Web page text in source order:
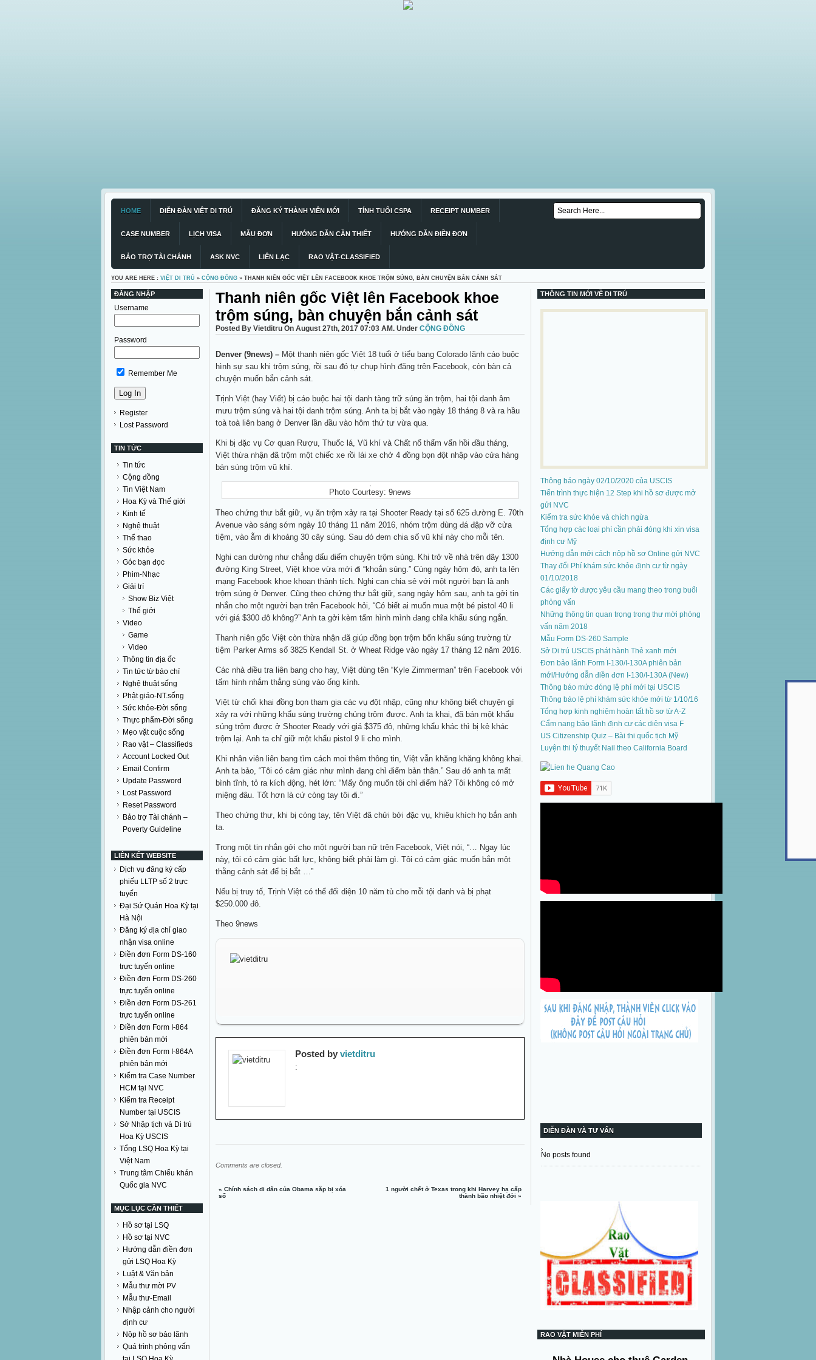
HOME DIỄN ĐÀN VIỆT DI TRÚ ĐĂNG KÝ THÀNH VIÊN MỚI TÍNH TUỔI CSPA RECEIPT NUMBER
CASE NUMBER LỊCH VISA MẪU ĐƠN HƯỚNG DẪN CẦN THIẾT HƯỚNG DẪN ĐIỀN ĐƠN
BẢO TRỢ TÀI CHÁNH ASK NVC LIÊN LẠC RAO VẶT-CLASSIFIED
YOU ARE HERE : VIỆT DI TRÚ » CỘNG ĐỒNG » THANH NIÊN GỐC VIỆT LÊN FACEBOOK KHOE TRỘM SÚNG, BÀN CHUYỆN BẮN CẢNH SÁT
ĐĂNG NHẬP
Username
Password
Remember Me
Register
Lost Password
TIN TỨC
Tin tức
Cộng đồng
Tin Việt Nam
Hoa Kỳ và Thế giới
Kinh tế
Nghệ thuật
Thể thao
Sức khỏe
Góc bạn đọc
Phim-Nhạc
Giải trí
Show Biz Việt
Thế giới
Video
Game
Video
Thông tin địa ốc
Tin tức từ báo chí
Nghệ thuật sống
Phật giáo-NT.sống
Sức khỏe-Đời sống
Thực phẩm-Đời sống
Mẹo vặt cuộc sống
Rao vặt – Classifieds
Account Locked Out
Email Confirm
Update Password
Lost Password
Reset Password
Bảo trợ Tài chánh –
Poverty Guideline
LIÊN KẾT WEBSITE
Dịch vụ đăng ký cấp
phiếu LLTP số 2 trực
tuyến
Đại Sứ Quán Hoa Kỳ tại
Hà Nội
Đăng ký địa chỉ giao
nhận visa online
Điền đơn Form DS-160
trực tuyến online
Điền đơn Form DS-260
trực tuyến online
Điền đơn Form DS-261
trực tuyến online
Điền đơn Form I-864
phiên bản mới
Điền đơn Form I-864A
phiên bản mới
Kiểm tra Case Number
HCM tại NVC
Kiểm tra Receipt
Number tại USCIS
Sở Nhập tịch và Di trú
Hoa Kỳ USCIS
Tổng LSQ Hoa Kỳ tại
Việt Nam
Trung tâm Chiếu khán
Quốc gia NVC
MỤC LỤC CẦN THIẾT
Hồ sơ tại LSQ
Hồ sơ tại NVC
Hướng dẫn điền đơn
gửi LSQ Hoa Kỳ
Luật & Văn bản
Mẫu thư mời PV
Mẫu thư-Email
Nhập cảnh cho người
định cư
Nộp hồ sơ bảo lãnh
Quá trình phỏng vấn
Thanh niên gốc Việt lên Facebook khoe
trộm súng, bàn chuyện bắn cảnh sát
Posted By Vietditru On August 27th, 2017 07:03 AM. Under CỘNG ĐỒNG
Denver (9news) – Một thanh niên gốc Việt 18 tuổi ở tiểu bang Colorado lãnh cáo buộc
hình sự sau khi trộm súng, rồi sau đó tự chụp hình đăng trên Facebook, còn bàn cả
chuyện muốn bắn cảnh sát.
Trịnh Việt (hay Viết) bị cáo buộc hai tội danh tàng trữ súng ăn trộm, hai tội danh âm
mưu trộm súng và hai tội danh trộm súng. Anh ta bị bắt vào ngày 18 tháng 8 và ra hầu
toà toà liên bang ở Denver lần đầu vào hôm thứ tư vừa qua.
Khi bị đặc vụ Cơ quan Rượu, Thuốc lá, Vũ khí và Chất nổ thẩm vấn hồi đầu tháng,
Việt thừa nhận đã trộm một chiếc xe rồi lái xe chở 4 đồng bọn đột nhập vào cửa hàng
bán súng trộm vũ khí.
Photo Courtesy: 9news
Theo chứng thư bắt giữ, vụ ăn trộm xảy ra tại Shooter Ready tại số 625 đường E. 70th
Avenue vào sáng sớm ngày 10 tháng 11 năm 2016, nhóm trộm dùng đá đập vỡ cửa
tiệm, vào ẵm đi khoảng 30 cây súng. Sau đó đem chia số vũ khí này cho mỗi tên.
Nghi can dường như chẳng dấu diếm chuyện trộm súng. Khi trở về nhà trên dãy 1300
đường King Street, Việt khoe vừa mới đi “khoắn súng.” Cùng ngày hôm đó, anh ta lên
mạng Facebook khoe khoan thành tích. Nghi can chia sẻ với một người bạn là anh
trộm súng ở Denver. Cũng theo chứng thư bắt giữ, sang ngày hôm sau, anh ta gởi tin
nhắn cho một người bạn trên Facebook hỏi, “Có biết ai muốn mua một bé pistol 40 li
với giá $300 đô không?” Anh ta gởi kèm tấm hình mình đang chĩa khẩu súng ngắn.
Thanh niên gốc Việt còn thừa nhận đã giúp đồng bọn trộm bốn khẩu súng trường từ
tiệm Parker Arms số 3825 Kendall St. ở Wheat Ridge vào ngày 17 tháng 12 năm 2016.
Các nhà điều tra liên bang cho hay, Việt dùng tên “Kyle Zimmerman” trên Facebook với
tấm hình nhắm thẳng súng vào ống kính.
Việt từ chối khai đồng bọn tham gia các vụ đột nhập, cũng như không biết chuyện gì
xảy ra với những khẩu súng trường chúng trộm được. Anh ta khai, đã bán một khẩu
súng trộm được ở Shooter Ready với giá $375 đô, những khẩu khác thì bị kẻ khác
trộm lại. Anh ta chỉ giữ một khẩu pistol 9 li cho mình.
Khi nhân viên liên bang tìm cách moi thêm thông tin, Việt vẫn khăng khăng không khai.
Anh ta bảo, “Tôi có cảm giác như mình đang chỉ điểm bản thân.” Sau đó anh ta mất
bình tĩnh, tỏ ra kích động, hét lớn: “Mấy ông muốn tôi chỉ điểm hả? Tôi không có mở
miệng đâu. Tốt hơn là cứ còng tay tôi đi.”
Theo chứng thư, khi bị còng tay, tên Việt đã chửi bới đặc vụ, khiêu khích họ bắn anh
ta.
Trong một tin nhắn gởi cho một người bạn nữ trên Facebook, Việt nói, “… Ngay lúc
này, tôi có cảm giác bất lực, không biết phải làm gì. Tôi có cảm giác muốn bắn một
thằng cảnh sát để bị bắt …”
Nếu bị truy tố, Trịnh Việt có thể đối diện 10 năm tù cho mỗi tội danh và bị phạt
$250.000 đô.
Theo 9news
Posted by vietditru
:
Comments are closed.
«Chính sách di dân của Obama sắp bị xóa
sổ
1 người chết ở Texas trong khi Harvey hạ cấp
thành bão nhiệt đới »
THÔNG TIN MỚI VỀ DI TRÚ
Thông báo ngày 02/10/2020 của USCIS
Tiến trình thực hiện 12 Step khi hồ sơ được mở
gửi NVC
Kiểm tra sức khỏe và chích ngừa
Tổng hợp các loại phí cần phải đóng khi xin visa
định cư Mỹ
Hướng dẫn mới cách nộp hồ sơ Online gửi NVC
Thay đổi Phí khám sức khỏe định cư từ ngày
01/10/2018
Các giấy tờ được yêu cầu mang theo trong buổi
phỏng vấn
Những thông tin quan trọng trong thư mời phỏng
vấn năm 2018
Mẫu Form DS-260 Sample
Sở Di trú USCIS phát hành Thẻ xanh mới
Đơn bảo lãnh Form I-130/I-130A phiên bản
mới/Hướng dẫn điền đơn I-130/I-130A (New)
Thông báo mức đóng lệ phí mới tại USCIS
Thông báo lệ phí khám sức khỏe mới từ 1/10/16
Tổng hợp kinh nghiệm hoàn tất hồ sơ từ A-Z
Cẩm nang bảo lãnh định cư các diện visa F
US Citizenship Quiz – Bài thi quốc tịch Mỹ
Luyện thi lý thuyết Nail theo California Board
DIỄN ĐÀN VÀ TƯ VẤN
No posts found
RAO VẶT MIỄN PHÍ